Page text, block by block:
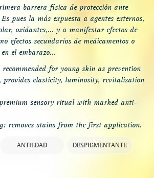
barrera física de protección ante
pues la más expuesta a agentes externos,
oxidantes,... y a manifestar efectos de
efectos secundarios de medicamentos o
el embarazo...
for young skin as prevention
elasticity, luminosity, revitalization
sensory ritual with marked anti-
removes stains from the first application.
ANTIEDAD DESPIGMENTANTE